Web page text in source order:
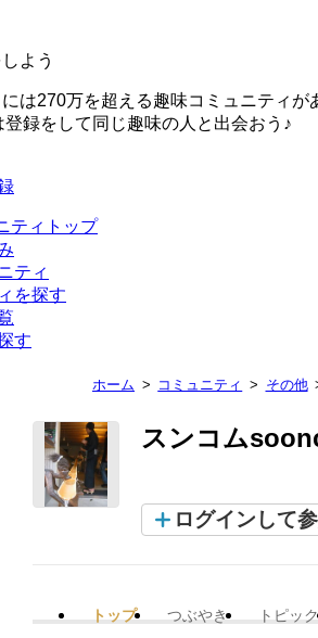
よう
は270万を超える趣味コミュニティが
登録をして同じ趣味の人と出会おう♪
ティトップ
ティ
を探す
す
ホーム コミュニティ その他
スンコム
ログインして
トップ つぶやき トピック